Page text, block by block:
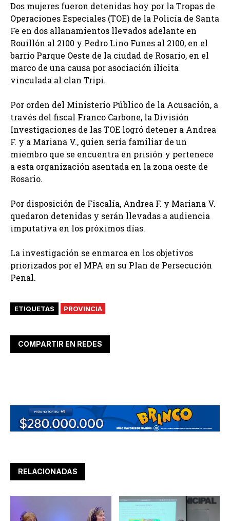
Dos mujeres fueron detenidas hoy por la Tropas de
Operaciones Especiales (TOE) de la Policía de Santa
Fe en dos allanamientos llevados adelante en
Rouillón al 2100 y Pedro Lino Funes al 2100, en el
barrio Parque Oeste de la ciudad de Rosario, en el
marco de una causa por asociación ilícita
vinculada al clan Tripi.
Por orden del Ministerio Público de la Acusación, a
través del fiscal Franco Carbone, la División
Investigaciones de las TOE logró detener a Andrea
F. y a Mariana V., quien sería familiar de un
miembro que se encuentra en prisión y pertenece
a esta organización asentada en la zona oeste de
Rosario.
Por disposición de Fiscalía, Andrea F. y Mariana V.
quedaron detenidas y serán llevadas a audiencia
imputativa en los próximos días.
La investigación se enmarca en los objetivos
priorizados por el MPA en su Plan de Persecución
Penal.
ETIQUETAS PROVINCIA
COMPARTIR EN REDES
RELACIONADAS